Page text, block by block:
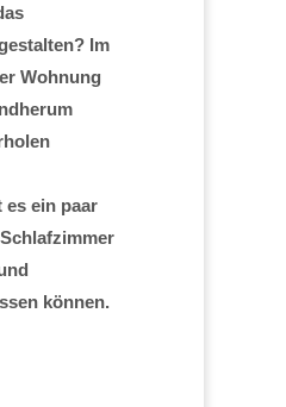
Im
Wohnung
es ein paar
können.